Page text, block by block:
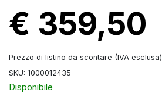
€ 359,50
Prezzo di listino da scontare (IVA esclusa)
SKU: 1000012435
Disponibile